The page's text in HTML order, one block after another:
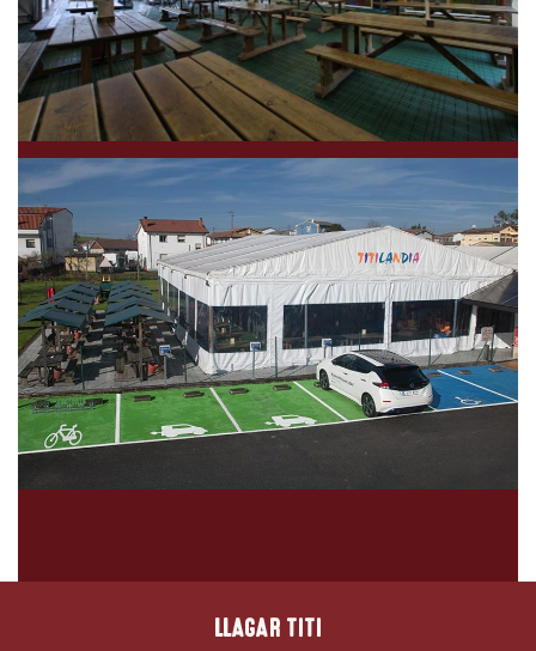
LLAGAR TITI